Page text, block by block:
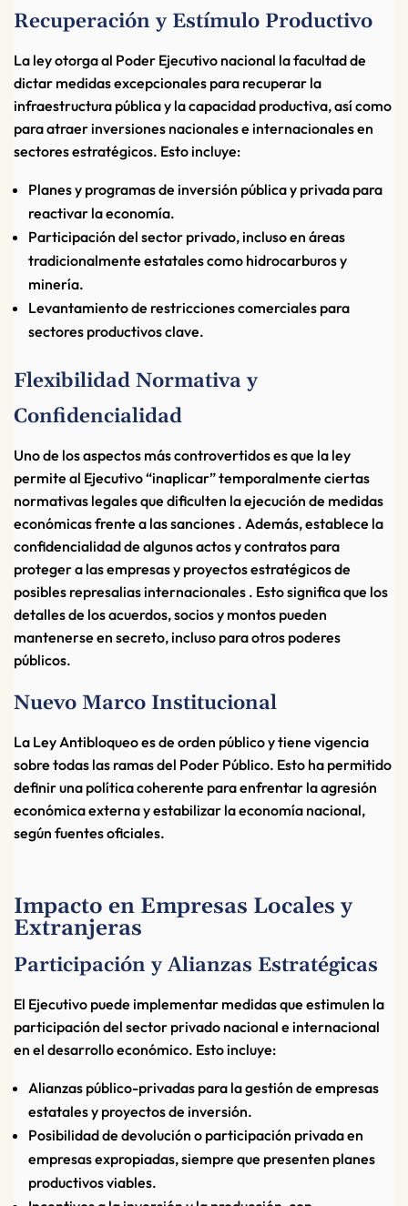
Recuperación y Estímulo Productivo
La ley otorga al Poder Ejecutivo nacional la facultad de
dictar medidas excepcionales para recuperar la
infraestructura pública y la capacidad productiva, así como
para atraer inversiones nacionales e internacionales en
sectores estratégicos. Esto incluye:
Planes y programas de inversión pública y privada para
reactivar la economía.
Participación del sector privado, incluso en áreas
tradicionalmente estatales como hidrocarburos y
minería.
Levantamiento de restricciones comerciales para
sectores productivos clave.
Flexibilidad Normativa y
Confidencialidad
Uno de los aspectos más controvertidos es que la ley
permite al Ejecutivo “inaplicar” temporalmente ciertas
normativas legales que dificulten la ejecución de medidas
económicas frente a las sanciones . Además, establece la
confidencialidad de algunos actos y contratos para
proteger a las empresas y proyectos estratégicos de
posibles represalias internacionales . Esto significa que los
detalles de los acuerdos, socios y montos pueden
mantenerse en secreto, incluso para otros poderes
públicos.
Nuevo Marco Institucional
La Ley Antibloqueo es de orden público y tiene vigencia
sobre todas las ramas del Poder Público. Esto ha permitido
definir una política coherente para enfrentar la agresión
económica externa y estabilizar la economía nacional,
según fuentes oficiales.
Impacto en Empresas Locales y
Extranjeras
Participación y Alianzas Estratégicas
El Ejecutivo puede implementar medidas que estimulen la
participación del sector privado nacional e internacional
en el desarrollo económico. Esto incluye:
Alianzas público-privadas para la gestión de empresas
estatales y proyectos de inversión.
Posibilidad de devolución o participación privada en
empresas expropiadas, siempre que presenten planes
productivos viables.